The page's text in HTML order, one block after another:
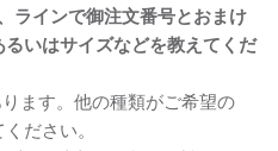
ラインで御注文番号とおまけ
いはサイズなどを教えてくだ
ます。他の種類がご希望の
ださい。